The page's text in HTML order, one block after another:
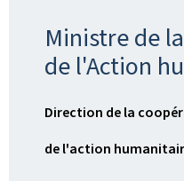
Ministre de
de l'Action
Direction de la
de l'action